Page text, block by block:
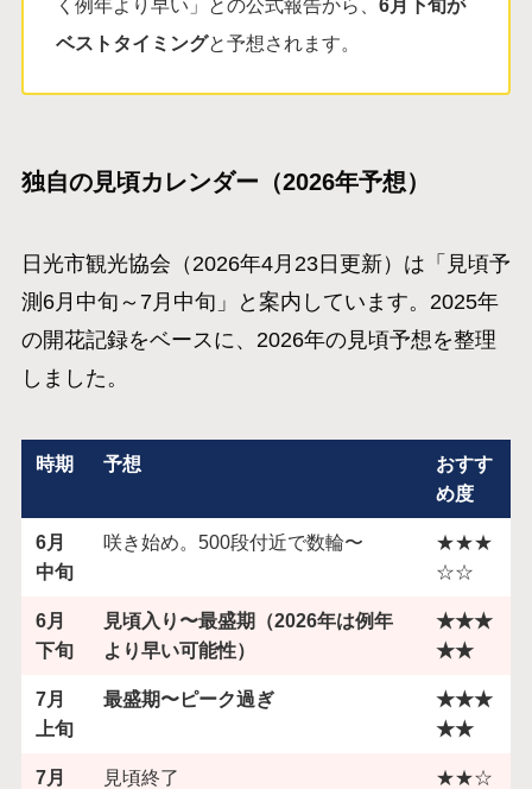
ベストタイミングと予想されます。
独自の見頃カレンダー（2026年予想）
日光市観光協会（2026年4月23日更新）は「見頃予
測6月中旬～7月中旬」と案内しています。2025年
の開花記録をベースに、2026年の見頃予想を整理
しました。
時期 予想
おすす
め度
6月
中旬
咲き始め。500段付近で数輪〜
★★★
☆☆
6月
下旬
見頃入り〜最盛期（2026年は例年
より早い可能性）
★★★
★★
7月
上旬
最盛期〜ピーク過ぎ
★★★
★★
7月
見頃終了
★★☆